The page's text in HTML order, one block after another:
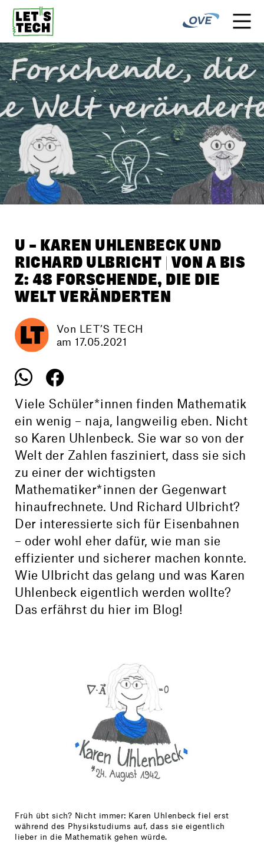
U – KAREN UHLENBECK UND
RICHARD ULBRICHT | VON A BIS
Z: 48 FORSCHENDE, DIE DIE
WELT VERÄNDERTEN
Von LET’S TECH
am 17.05.2021
Viele Schüler*innen finden Mathematik
ein wenig – naja, langweilig eben. Nicht
so Karen Uhlenbeck. Sie war so von der
Welt der Zahlen fasziniert, dass sie sich
zu einer der wichtigsten
Mathematiker*innen der Gegenwart
hinaufrechnete. Und Richard Ulbricht?
Der interessierte sich für Eisenbahnen
– oder wohl eher dafür, wie man sie
effizienter und sicherer machen konnte.
Wie Ulbricht das gelang und was Karen
Uhlenbeck eigentlich werden wollte?
Das erfährst du hier im Blog!
Früh übt sich? Nicht immer: Karen Uhlenbeck fiel erst
während des Physikstudiums auf, dass sie eigentlich
lieber in die Mathematik gehen würde.